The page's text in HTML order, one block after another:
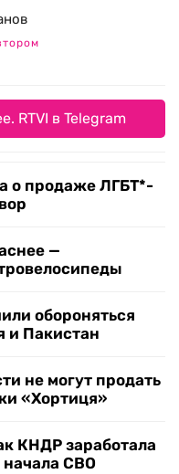
RTVI в Telegram
о продаже ЛГБТ*-
—
обороняться
и Пакистан
не могут продать
«Хортиця»
КНДР заработала
СВО